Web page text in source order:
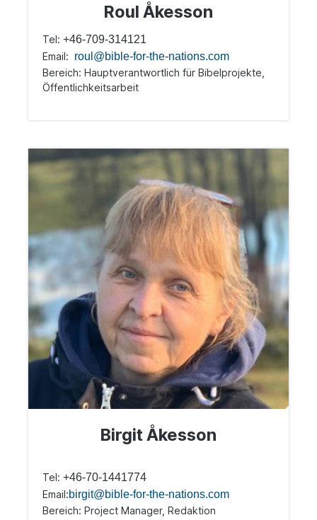
Roul Åkesson
Tel: +46-709-314121
Email: roul@bible-for-the-nations.com
Bereich: Hauptverantwortlich für Bibelprojekte,
Öffentlichkeitsarbeit
Birgit Åkesson
Tel: +46-70-1441774
Email:birgit@bible-for-the-nations.com
Bereich: Project Manager, Redaktion